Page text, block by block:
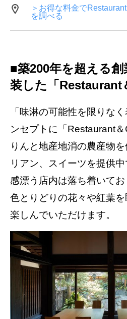
＞お得な料金で
を調べる
■築200年を超える
装した「Restaurant
「味淋の可能性を限りな
ンセプトに「Restaurant
りんと地産地消の農産物
リアン、スイーツを提供
感漂う店内は落ち着いて
色とりどりの花々や紅葉
楽しんでいただけます。